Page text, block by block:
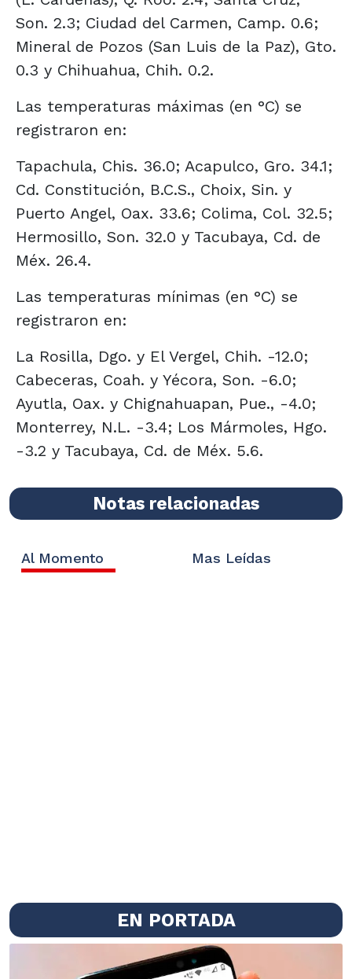
Son. 2.3; Ciudad del Carmen, Camp. 0.6;
Mineral de Pozos (San Luis de la Paz), Gto.
0.3 y Chihuahua, Chih. 0.2.
Las temperaturas máximas (en °C) se
registraron en:
Tapachula, Chis. 36.0; Acapulco, Gro. 34.1;
Cd. Constitución, B.C.S., Choix, Sin. y
Puerto Angel, Oax. 33.6; Colima, Col. 32.5;
Hermosillo, Son. 32.0 y Tacubaya, Cd. de
Méx. 26.4.
Las temperaturas mínimas (en °C) se
registraron en:
La Rosilla, Dgo. y El Vergel, Chih. -12.0;
Cabeceras, Coah. y Yécora, Son. -6.0;
Ayutla, Oax. y Chignahuapan, Pue., -4.0;
Monterrey, N.L. -3.4; Los Mármoles, Hgo.
-3.2 y Tacubaya, Cd. de Méx. 5.6.
Notas relacionadas
Al Momento Mas Leídas
EN PORTADA